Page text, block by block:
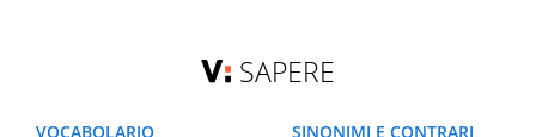
SAPERE
VOCABOLARIO
SINONIMI E CONTRARI